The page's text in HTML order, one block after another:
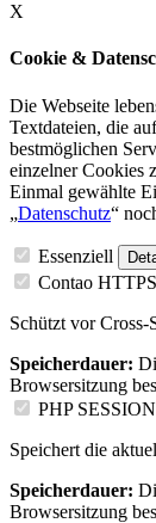
X
Cookie &
Die Webseite
Textdateien, die
bestmöglichen
einzelner Cookies
Einmal gewählte
„Datenschutz“
Essenziell
Contao
Schützt vor
Speicherdauer:
Browsersitzung
PHP
Speichert die
Speicherdauer:
Browsersitzung